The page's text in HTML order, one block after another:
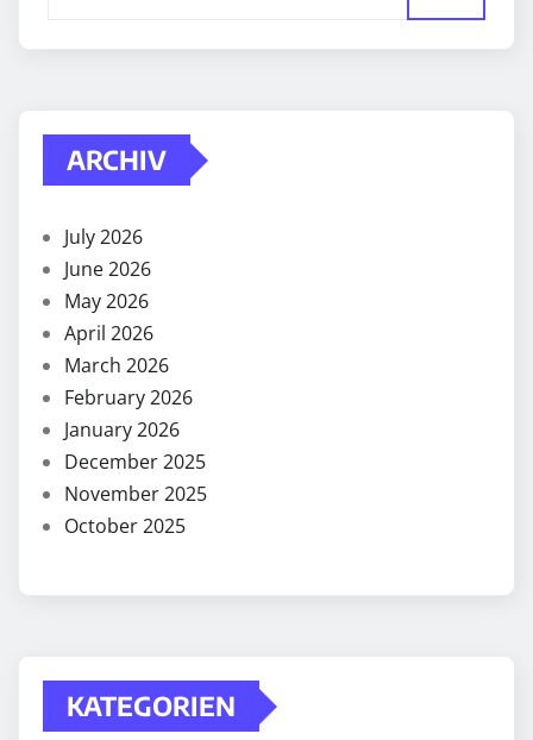
ARCHIV
July 2026
June 2026
May 2026
April 2026
March 2026
February 2026
January 2026
December 2025
November 2025
October 2025
KATEGORIEN